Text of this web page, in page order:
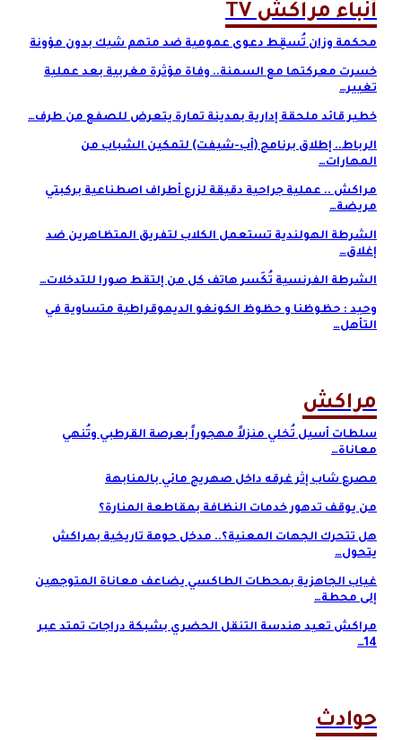
أنباء مراكش TV
محكمة وزان تُسقِط دعوى عمومية ضد متهم شيك بدون مؤونة
خسرت معركتها مع السمنة.. وفاة مؤثرة مغربية بعد عملية
تغيير…
خطير قائد ملحقة إدارية بمدينة تمارة يتعرض للصفع من طرف…
الرباط.. إطلاق برنامج (أب-شيفت) لتمكين الشباب من
المهارات…
مراكش .. عملية جراحية دقيقة لزرع أطراف اصطناعية بركبتي
مريضة…
الشرطة الهولندية تستعمل الكلاب لتفريق المتظاهرين ضد
إغلاق…
الشرطة الفرنسية تُكَسر هاتف كل من إلتقط صورا للتدخلات…
وحيد : حظوظنا و حظوظ الكونغو الديموقراطية متساوية في
التأهل…
مراكش
سلطات أسيل تُخلي منزلاً مهجوراً بعرصة القرطبي وتُنهي
معاناة…
مصرع شاب إثر غرقه داخل صهريج مائي بالمنابهة
من يوقف تدهور خدمات النظافة بمقاطعة المنارة؟
هل تتحرك الجهات المعنية؟.. مدخل حومة تاريخية بمراكش
يتحول…
غياب الجاهزية بمحطات الطاكسي يضاعف معاناة المتوجهين
إلى محطة…
مراكش تعيد هندسة التنقل الحضري بشبكة دراجات تمتد عبر
14…
حوادث